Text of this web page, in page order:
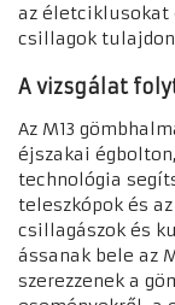
az életciklusokat
csillagok
A vizsgálat
Az M13
éjszakai
technológia
teleszkópok és
csillagászok és
ássanak bele az
szerezzenek a